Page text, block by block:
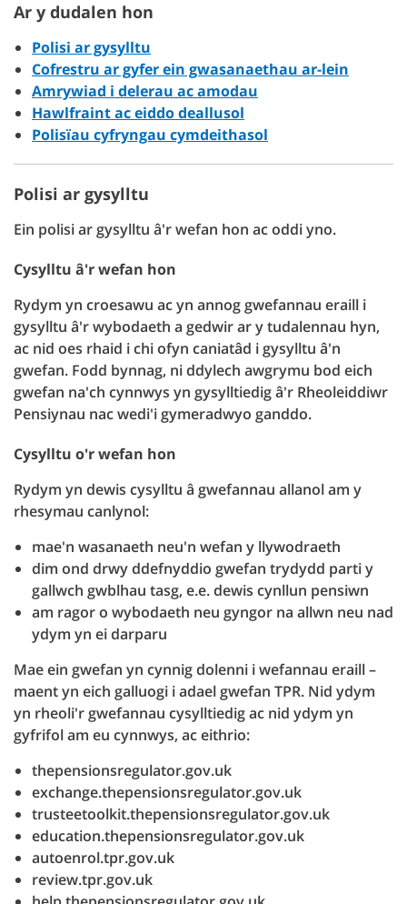
Ar y dudalen hon
Polisi ar gysylltu
Cofrestru ar gyfer ein gwasanaethau ar-lein
Amrywiad i delerau ac amodau
Hawlfraint ac eiddo deallusol
Polisïau cyfryngau cymdeithasol
Polisi ar gysylltu
Ein polisi ar gysylltu â'r wefan hon ac oddi yno.
Cysylltu â'r wefan hon
Rydym yn croesawu ac yn annog gwefannau eraill i
gysylltu â'r wybodaeth a gedwir ar y tudalennau hyn,
ac nid oes rhaid i chi ofyn caniatâd i gysylltu â'n
gwefan. Fodd bynnag, ni ddylech awgrymu bod eich
gwefan na'ch cynnwys yn gysylltiedig â'r Rheoleiddiwr
Pensiynau nac wedi'i gymeradwyo ganddo.
Cysylltu o'r wefan hon
Rydym yn dewis cysylltu â gwefannau allanol am y
rhesymau canlynol:
mae'n wasanaeth neu'n wefan y llywodraeth
dim ond drwy ddefnyddio gwefan trydydd parti y
gallwch gwblhau tasg, e.e. dewis cynllun pensiwn
am ragor o wybodaeth neu gyngor na allwn neu nad
ydym yn ei darparu
Mae ein gwefan yn cynnig dolenni i wefannau eraill –
maent yn eich galluogi i adael gwefan TPR. Nid ydym
yn rheoli'r gwefannau cysylltiedig ac nid ydym yn
gyfrifol am eu cynnwys, ac eithrio:
thepensionsregulator.gov.uk
exchange.thepensionsregulator.gov.uk
trusteetoolkit.thepensionsregulator.gov.uk
education.thepensionsregulator.gov.uk
autoenrol.tpr.gov.uk
review.tpr.gov.uk